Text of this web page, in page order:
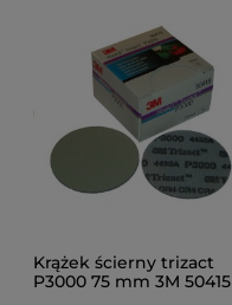
Krążek ścierny trizact
P3000 75 mm 3M 50415